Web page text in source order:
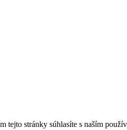
tejto stránky súhlasíte s naším